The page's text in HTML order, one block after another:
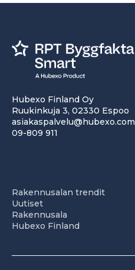
Hubexo Finland Oy
Ruukinkuja 3, 02330 Espoo
asiakaspalvelu@hubexo.com
09-809 911
Rakennusalan trendit
Uutiset
Rakennusala
Hubexo Finland